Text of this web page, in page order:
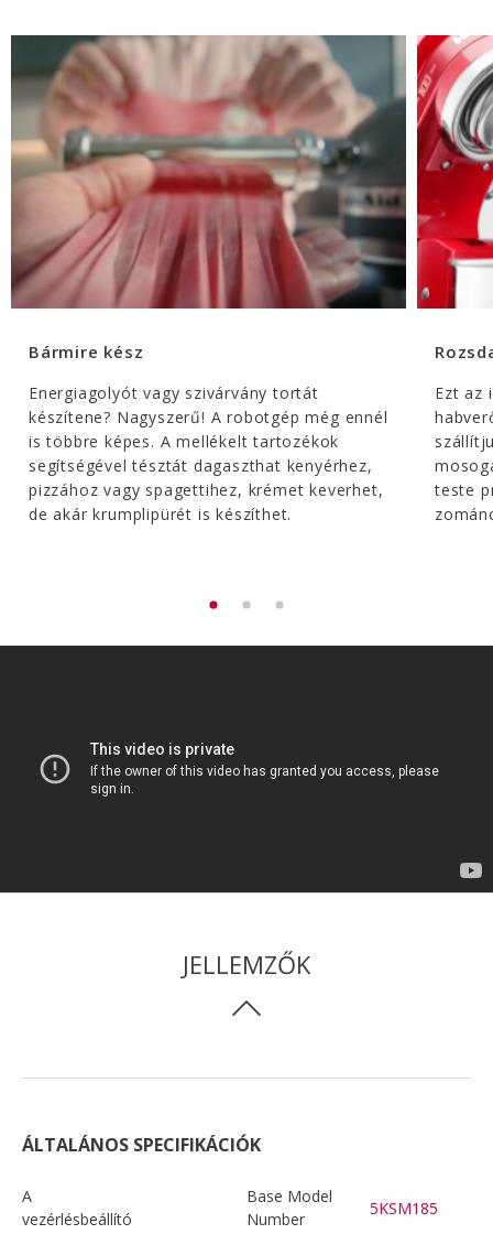
Bármire kész
Energiagolyót vagy szivárvány tortát
készítene? Nagyszerű! A robotgép még ennél
is többre képes. A mellékelt tartozékok
segítségével tésztát dagaszthat kenyérhez,
pizzához vagy spagettihez, krémet keverhet,
de akár krumplipürét is készíthet.
Ezt az
teste
JELLEMZŐK
ÁLTALÁNOS SPECIFIKÁCIÓK
A
vezérlésbeállító
Base Model
Number
5KSM185